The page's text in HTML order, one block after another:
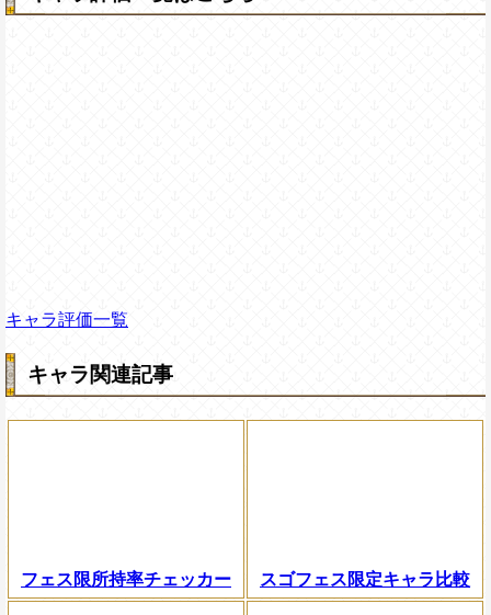
キャラ評価一覧
キャラ関連記事
フェス限所持率チェッカー スゴフェス限定キャラ比較